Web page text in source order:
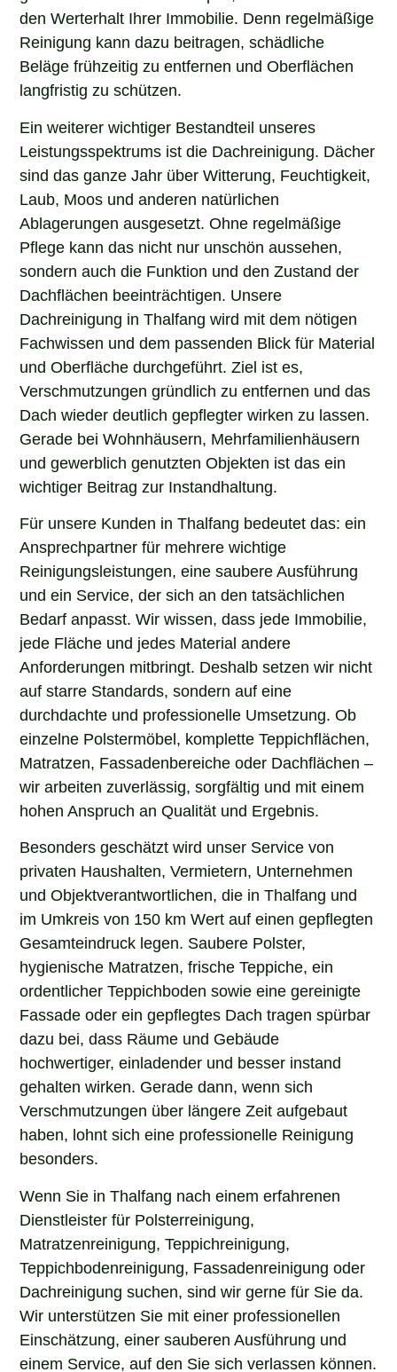
den Werterhalt Ihrer Immobilie. Denn regelmäßige
Reinigung kann dazu beitragen, schädliche
Beläge frühzeitig zu entfernen und Oberflächen
langfristig zu schützen.
Ein weiterer wichtiger Bestandteil unseres
Leistungsspektrums ist die Dachreinigung. Dächer
sind das ganze Jahr über Witterung, Feuchtigkeit,
Laub, Moos und anderen natürlichen
Ablagerungen ausgesetzt. Ohne regelmäßige
Pflege kann das nicht nur unschön aussehen,
sondern auch die Funktion und den Zustand der
Dachflächen beeinträchtigen. Unsere
Dachreinigung in Thalfang wird mit dem nötigen
Fachwissen und dem passenden Blick für Material
und Oberfläche durchgeführt. Ziel ist es,
Verschmutzungen gründlich zu entfernen und das
Dach wieder deutlich gepflegter wirken zu lassen.
Gerade bei Wohnhäusern, Mehrfamilienhäusern
und gewerblich genutzten Objekten ist das ein
wichtiger Beitrag zur Instandhaltung.
Für unsere Kunden in Thalfang bedeutet das: ein
Ansprechpartner für mehrere wichtige
Reinigungsleistungen, eine saubere Ausführung
und ein Service, der sich an den tatsächlichen
Bedarf anpasst. Wir wissen, dass jede Immobilie,
jede Fläche und jedes Material andere
Anforderungen mitbringt. Deshalb setzen wir nicht
auf starre Standards, sondern auf eine
durchdachte und professionelle Umsetzung. Ob
einzelne Polstermöbel, komplette Teppichflächen,
Matratzen, Fassadenbereiche oder Dachflächen –
wir arbeiten zuverlässig, sorgfältig und mit einem
hohen Anspruch an Qualität und Ergebnis.
Besonders geschätzt wird unser Service von
privaten Haushalten, Vermietern, Unternehmen
und Objektverantwortlichen, die in Thalfang und
im Umkreis von 150 km Wert auf einen gepflegten
Gesamteindruck legen. Saubere Polster,
hygienische Matratzen, frische Teppiche, ein
ordentlicher Teppichboden sowie eine gereinigte
Fassade oder ein gepflegtes Dach tragen spürbar
dazu bei, dass Räume und Gebäude
hochwertiger, einladender und besser instand
gehalten wirken. Gerade dann, wenn sich
Verschmutzungen über längere Zeit aufgebaut
haben, lohnt sich eine professionelle Reinigung
besonders.
Wenn Sie in Thalfang nach einem erfahrenen
Dienstleister für Polsterreinigung,
Matratzenreinigung, Teppichreinigung,
Teppichbodenreinigung, Fassadenreinigung oder
Dachreinigung suchen, sind wir gerne für Sie da.
Wir unterstützen Sie mit einer professionellen
Einschätzung, einer sauberen Ausführung und
einem Service, auf den Sie sich verlassen können.